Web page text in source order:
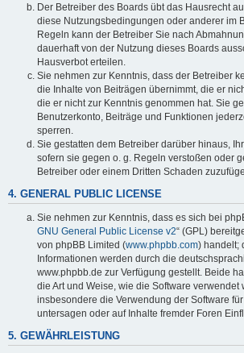
Der Betreiber des Boards übt das Hausrecht
diese Nutzungsbedingungen oder anderer im
Regeln kann der Betreiber Sie nach
dauerhaft von der Nutzung dieses Boards
Hausverbot erteilen.
Sie nehmen zur Kenntnis, dass der Betreiber
die Inhalte von Beiträgen übernimmt, die er
die er nicht zur Kenntnis genommen hat. Sie
Benutzerkonto, Beiträge und Funktionen
sperren.
Sie gestatten dem Betreiber darüber hinaus,
sofern sie gegen o. g. Regeln verstoßen oder
Betreiber oder einem Dritten Schaden
4. GENERAL PUBLIC LICENSE
Sie nehmen zur Kenntnis, dass es sich bei
GNU General Public License v2“ (GPL)
von phpBB Limited (www.phpbb.com) handelt;
Informationen werden durch die
www.phpbb.de zur Verfügung gestellt. Beide
die Art und Weise, wie die Software verwendet
insbesondere die Verwendung der Software
untersagen oder auf Inhalte fremder Foren
5. GEWÄHRLEISTUNG